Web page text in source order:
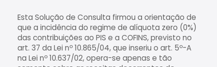
Esta Solução de Consulta firmou a orientação de
que a incidência do regime de alíquota zero (0%)
das contribuições ao PIS e a COFINS, previsto no
art. 37 da Lei nº 10.865/04, que inseriu o art. 5º-A
na Lei nº 10.637/02, opera-se apenas e tão